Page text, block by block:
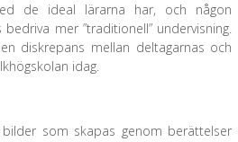
de ideal lärarna har, och någon
mer ”traditionell” undervisning.
diskrepans mellan deltagarnas och
idag.
som skapas genom berättelser